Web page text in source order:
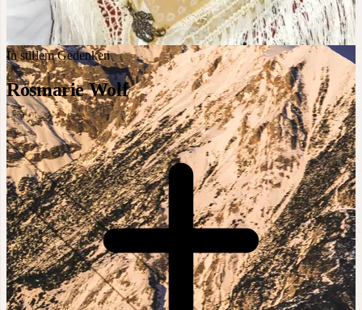
In stillem Gedenken
Rosmarie Wolf